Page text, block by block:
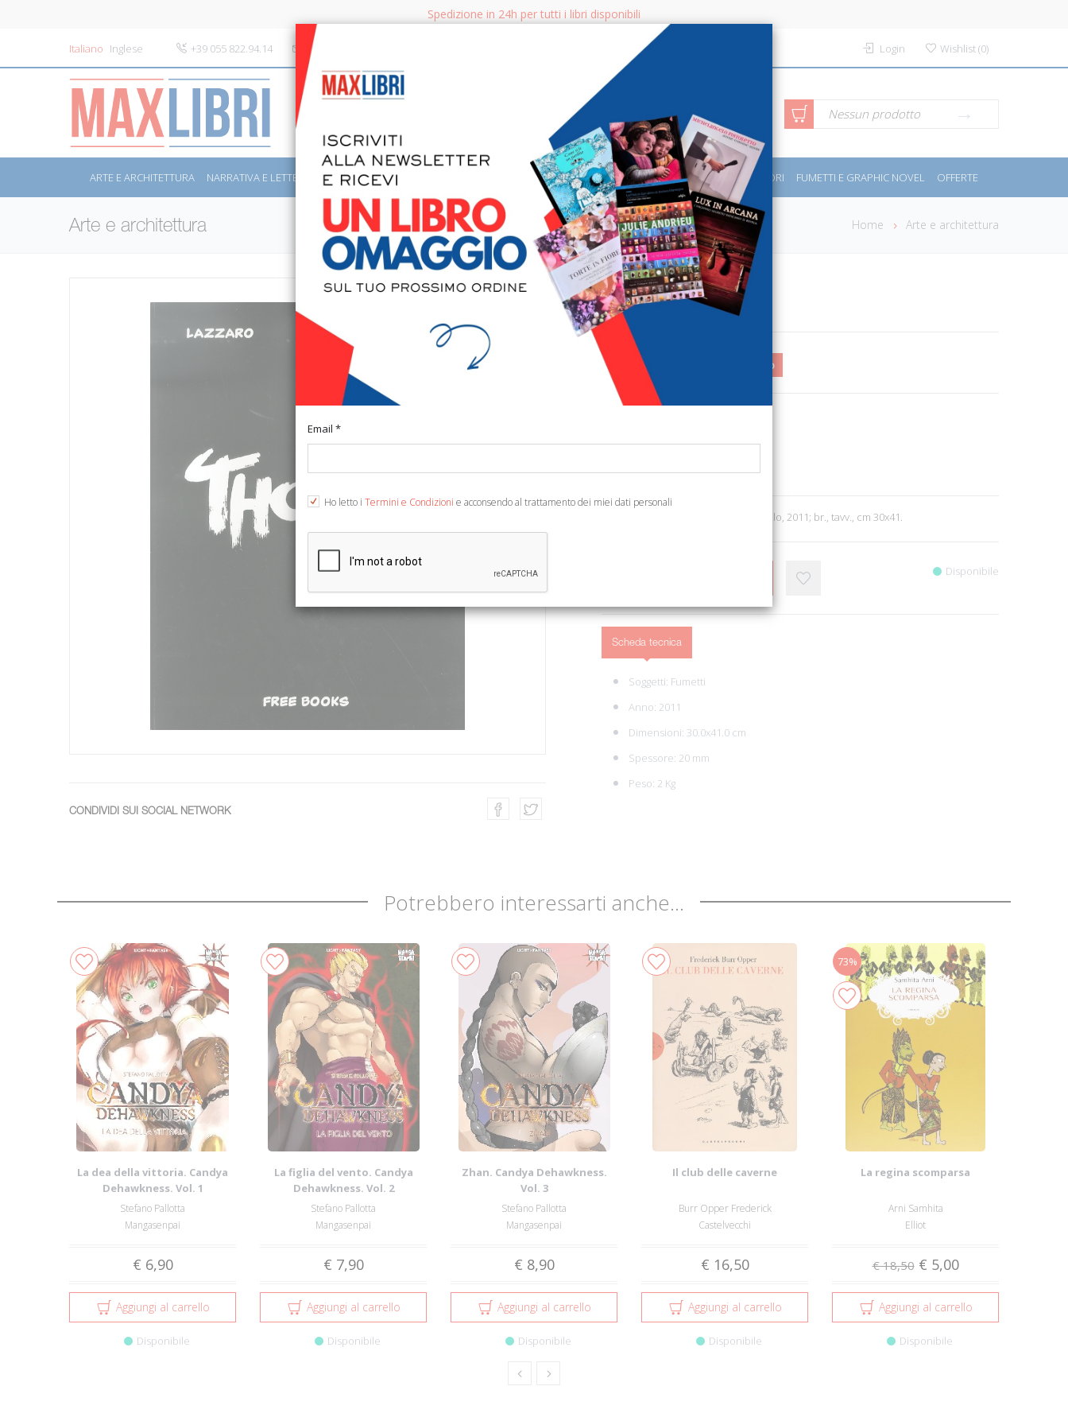
Spedizione in 24h per tutti i libri disponibili
Italiano Inglese +39 055 822.94.14 info@maxlibri.it Login Wishlist(0)
CERCA Ricerca avanzata Nessun prodotto
ARTE E ARCHITETTURA NARRATIVA E LETTERATURA SAGGISTICA LIBRI PER BAMBINI E RAGAZZI MANUALI - GUIDE - CORSI SPORT E MOTORI FUMETTI E GRAPHIC NOVEL OFFERTE
Arte e architettura Home Arte e architettura
CONDIVIDI SUI SOCIAL NETWORK
Thomas
€ 47,14 6%
Ean13: 9788863311006
Disegni di Luca Brandi. Citta di Castello, 2011; br., tavv., cm 30x41.
Disponibile
Scheda tecnica
Soggetti: Fumetti
Anno: 2011
Dimensioni: 30.0x41.0 cm
Spessore: 20 mm
Peso: 2 Kg
Potrebbero interessarti anche...
La dea della vittoria. Candya
Dehawkness. Vol. 1
Stefano Pallotta
Mangasenpai
€ 6,90
Aggiungi al carrello
Disponibile
La figlia del vento. Candya
Dehawkness. Vol. 2
Stefano Pallotta
Mangasenpai
€ 7,90
Aggiungi al carrello
Disponibile
Zhan. Candya Dehawkness.
Vol. 3
Stefano Pallotta
Mangasenpai
€ 8,90
Aggiungi al carrello
Disponibile
Il club delle caverne
Burr Opper Frederick
Castelvecchi
€ 16,50
Aggiungi al carrello
Disponibile
73%
La regina scomparsa
Arni Samhita
Elliot
€ 18,50 € 5,00
Aggiungi al carrello
Disponibile
Email *
Ho letto i Termini e Condizioni e acconsendo al trattamento dei miei dati personali